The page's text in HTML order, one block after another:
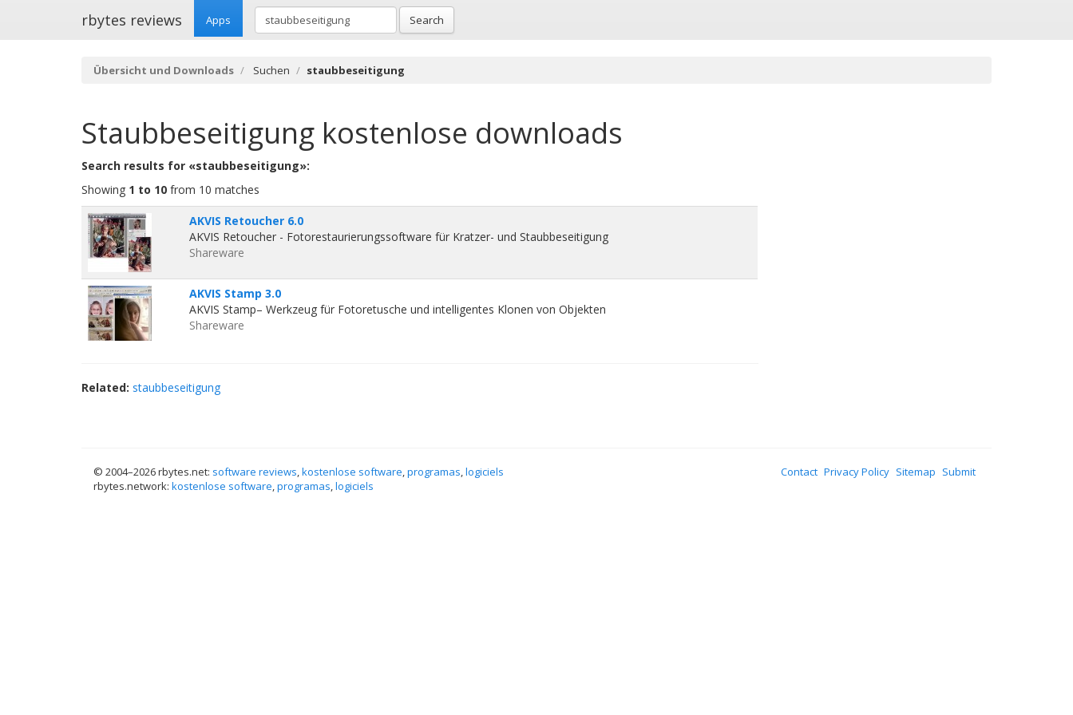
rbytes reviews Apps Search
Übersicht und Downloads Suchen staubbeseitigung
Staubbeseitigung kostenlose downloads
Search results for «staubbeseitigung»:
Showing 1 to 10 from 10 matches
AKVIS Retoucher 6.0
AKVIS Retoucher - Fotorestaurierungssoftware für Kratzer- und Staubbeseitigung
Shareware
AKVIS Stamp 3.0
AKVIS Stamp– Werkzeug für Fotoretusche und intelligentes Klonen von Objekten
Shareware
Related: staubbeseitigung
© 2004–2026 rbytes.net: software reviews,kostenlose software,programas,logiciels
rbytes.network: kostenlose software,programas,logiciels
Contact Privacy Policy Sitemap Submit